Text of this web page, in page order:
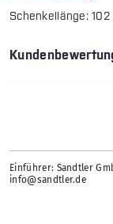
Schenkellänge:
Einführer: Sandtler
info@sandtler.de